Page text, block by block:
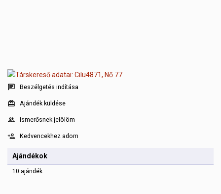
Beszélgetés indítása
Ajándék küldése
Ismerősnek jelölöm
Kedvencekhez adom
Ajándékok
10 ajándék